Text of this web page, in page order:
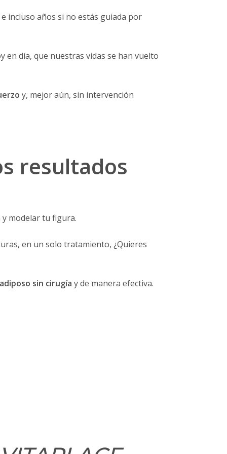
incluso años si no estás guiada por
en día, que nuestras vidas se han vuelto
y, mejor aún, sin intervención
resultados
y modelar tu figura.
en un solo tratamiento, ¿Quieres
sin cirugía y de manera efectiva.